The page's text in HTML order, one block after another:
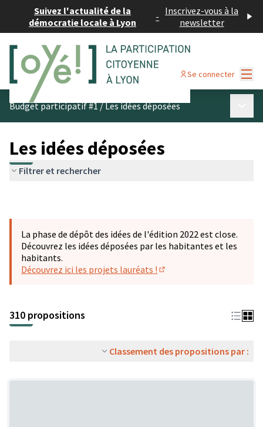
Suivez l'actualité de la
démocratie locale à Lyon
- Inscrivez-vous à la
newsletter
Se connecter
Budget participatif #1/Les idées déposées
Les idées déposées
Filtrer et rechercher
La phase de dépôt des idées de l'édition 2022 est close.
Découvrez les idées déposées par les habitantes et les
habitants.
Découvrez ici les projets lauréats !
310 propositions
Classement des propositions par :